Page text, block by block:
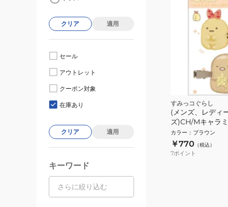
すみっコぐらし
(メンズ、レディ
ズ)CH/Mキャラ
ぐらし ヘアクリ
カラー ： ブラウン
￥770 （税込）
7ポイント
クリア 適用
セール
アウトレット
クーポン対象
在庫あり
クリア 適用
キーワード